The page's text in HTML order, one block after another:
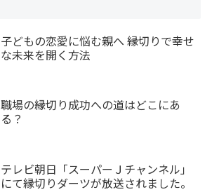
子どもの恋愛に悩む親へ 縁切りで幸せ
な未来を開く方法
職場の縁切り成功への道はどこにあ
る？
テレビ朝日「スーパーＪチャンネル」
にて縁切りダーツが放送されました。